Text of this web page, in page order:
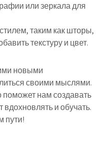
или зеркала для
таким как шторы,
текстуру и цвет.
новыми
своими мыслями.
нам создавать
вдохновлять и обучать.
пути!